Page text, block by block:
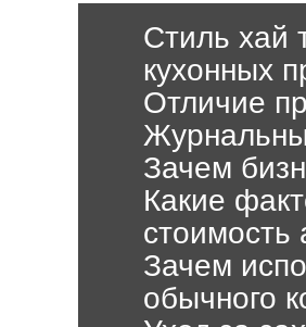
Стиль хай
кухонных
Отличие
Зачем
Какие
стоимость
Зачем
обычного